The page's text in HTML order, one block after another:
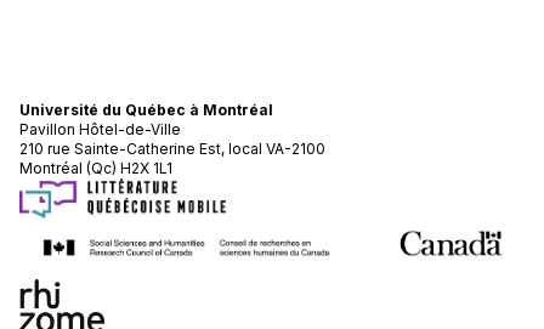
Université du Québec à Montréal
Pavillon Hôtel-de-Ville
210 rue Sainte-Catherine Est, local VA-2100
Montréal (Qc) H2X 1L1